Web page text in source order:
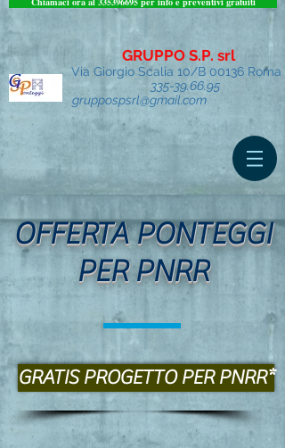
GRUPPO S.P. srl
Via Giorgio Scalia 10/B 00136 Roma
335-39.66.95
gruppospsrl@gmail.com
OFFERTA PONTEGGI
PER PNRR
GRATIS PROGETTO PER PNRR*